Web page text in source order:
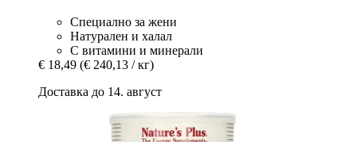
Специално за жени
Натурален и халал
С витамини и минерали
€ 18,49 (€ 240,13 / кг)
Доставка до 14. август